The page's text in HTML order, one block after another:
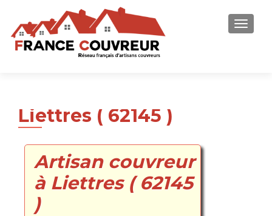
Liettres ( 62145 )
Artisan couvreur
à Liettres ( 62145
)